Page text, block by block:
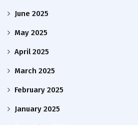
June 2025
May 2025
April 2025
March 2025
February 2025
January 2025